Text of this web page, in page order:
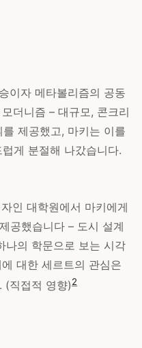
이자 메타볼리즘의 공동
더니즘 – 대규모, 콘크리
제공했고, 마키는 이를
게 분절해 나갔습니다.
인 대학원에서 마키에게
공했습니다 – 도시 설계
나의 학문으로 보는 시각
대한 세르트의 관심은
(직접적 영향)2